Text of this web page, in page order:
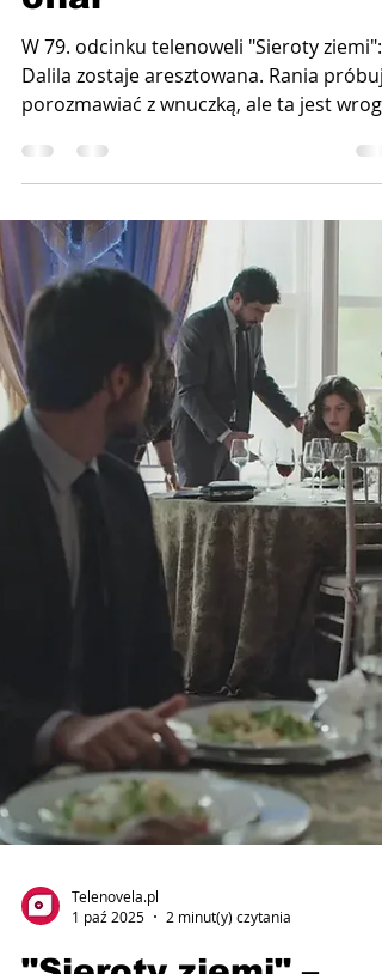
Odcinek 79: Głosy
ofiar
W 79. odcinku telenoweli "Sieroty ziemi":
Dalila zostaje aresztowana. Rania próbuje